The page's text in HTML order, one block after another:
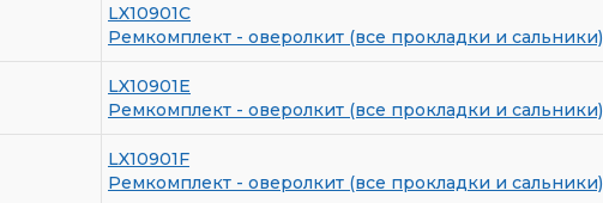
LX10901C
Ремкомплект - оверолкит (все прокладки и сальники)
LX10901E
Ремкомплект - оверолкит (все прокладки и сальники)
LX10901F
Ремкомплект - оверолкит (все прокладки и сальники)